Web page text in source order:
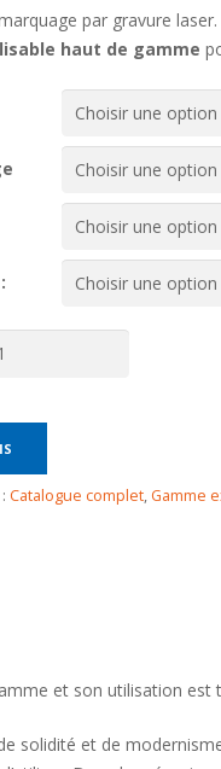
par gravure laser.
haut de gamme
:Catalogue complet,Gamme
et son utilisation est
solidité et de